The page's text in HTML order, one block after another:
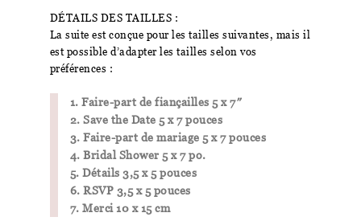
DÉTAILS DES TAILLES :
La suite est conçue pour les tailles suivantes, mais il
est possible d’adapter les tailles selon vos
préférences :
1. Faire-part de fiançailles 5 x 7″
2. Save the Date 5 x 7 pouces
3. Faire-part de mariage 5 x 7 pouces
4. Bridal Shower 5 x 7 po.
5. Détails 3,5 x 5 pouces
6. RSVP 3,5 x 5 pouces
7. Merci 10 x 15 cm